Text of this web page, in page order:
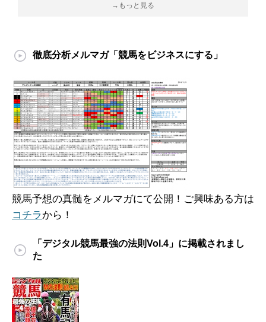
→もっと見る
徹底分析メルマガ「競馬をビジネスにする」
競馬予想の真髄をメルマガにて公開！ご興味ある方は
コチラ から！
「デジタル競馬最強の法則Vol.4」に掲載されまし
た